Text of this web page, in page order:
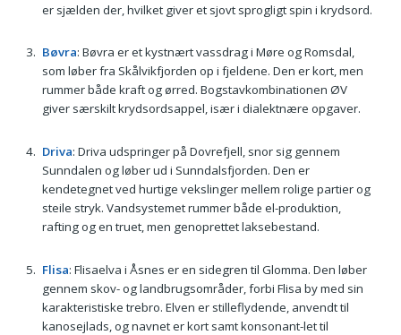
er sjælden der, hvilket giver et sjovt sprogligt spin i krydsord.
Bøvra: Bøvra er et kystnært vassdrag i Møre og Romsdal,
som løber fra Skålvikfjorden op i fjeldene. Den er kort, men
rummer både kraft og ørred. Bogstavkombinationen ØV
giver særskilt krydsordsappel, især i dialektnære opgaver.
Driva: Driva udspringer på Dovrefjell, snor sig gennem
Sunndalen og løber ud i Sunndalsfjorden. Den er
kendetegnet ved hurtige vekslinger mellem rolige partier og
steile stryk. Vandsystemet rummer både el-produktion,
rafting og en truet, men genoprettet laksebestand.
Flisa: Flisaelva i Åsnes er en sidegren til Glomma. Den løber
gennem skov- og landbrugsområder, forbi Flisa by med sin
karakteristiske trebro. Elven er stilleflydende, anvendt til
kanosejlads, og navnet er kort samt konsonant-let til